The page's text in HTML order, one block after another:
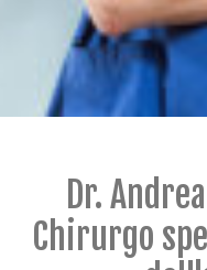
Dr.
Chirurgo